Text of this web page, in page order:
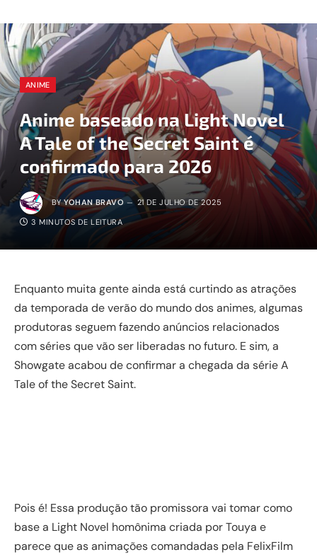
ANIME
Anime baseado na Light Novel
A Tale of the Secret Saint é
confirmado para 2026
BY YOHAN BRAVO 21 DE JULHO DE 2025
3 MINUTOS DE LEITURA
Enquanto muita gente ainda está curtindo as atrações
da temporada de verão do mundo dos animes, algumas
produtoras seguem fazendo anúncios relacionados
com séries que vão ser liberadas no futuro. E sim, a
Showgate acabou de confirmar a chegada da série A
Tale of the Secret Saint.
Pois é! Essa produção tão promissora vai tomar como
base a Light Novel homônima criada por Touya e
parece que as animações comandadas pela FelixFilm